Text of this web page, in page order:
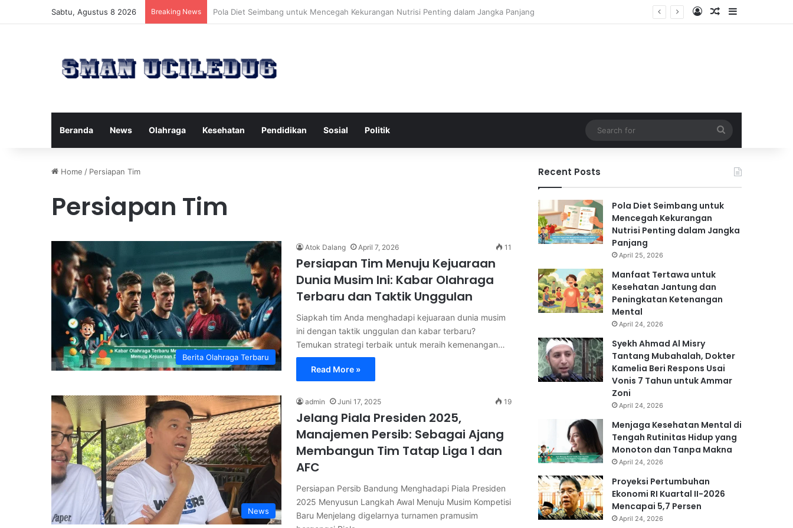
Sabtu, Agustus 8 2026 Breaking News Manfaat Tertawa untuk Kesehatan Jantung dan Peningkatan Ketenangan Mental Log InRandom Article
Sidebar
Beranda News Olahraga Kesehatan Pendidikan Sosial Politik
for
Home / Persiapan Tim
Persiapan Tim
Berita Olahraga Terbaru
Atok Dalang April 7, 2026 11
Persiapan Tim Menuju Kejuaraan
Dunia Musim Ini: Kabar Olahraga
Terbaru dan Taktik Unggulan
Siapkah tim Anda menghadapi kejuaraan dunia musim
ini dengan taktik unggulan dan kabar terbaru?
Temukan strategi terbaik untuk meraih kemenangan…
Read More »
News
admin Juni 17, 2025 19
Jelang Piala Presiden 2025,
Manajemen Persib: Sebagai Ajang
Membangun Tim Tatap Liga 1 dan
AFC
Persiapan Persib Bandung Menghadapi Piala Presiden
2025 Menyusun Langkah Awal Menuju Musim Kompetisi
Baru Menjelang digelarnya turnamen pramusim
Recent Posts
Pola Diet Seimbang untuk
Mencegah Kekurangan
Nutrisi Penting dalam Jangka
Panjang
April 25, 2026
Manfaat Tertawa untuk
Kesehatan Jantung dan
Peningkatan Ketenangan
Mental
April 24, 2026
Syekh Ahmad Al Misry
Tantang Mubahalah, Dokter
Kamelia Beri Respons Usai
Vonis 7 Tahun untuk Ammar
Zoni
April 24, 2026
Menjaga Kesehatan Mental di
Tengah Rutinitas Hidup yang
Monoton dan Tanpa Makna
April 24, 2026
Proyeksi Pertumbuhan
Ekonomi RI Kuartal II-2026
Mencapai 5,7 Persen
April 24, 2026